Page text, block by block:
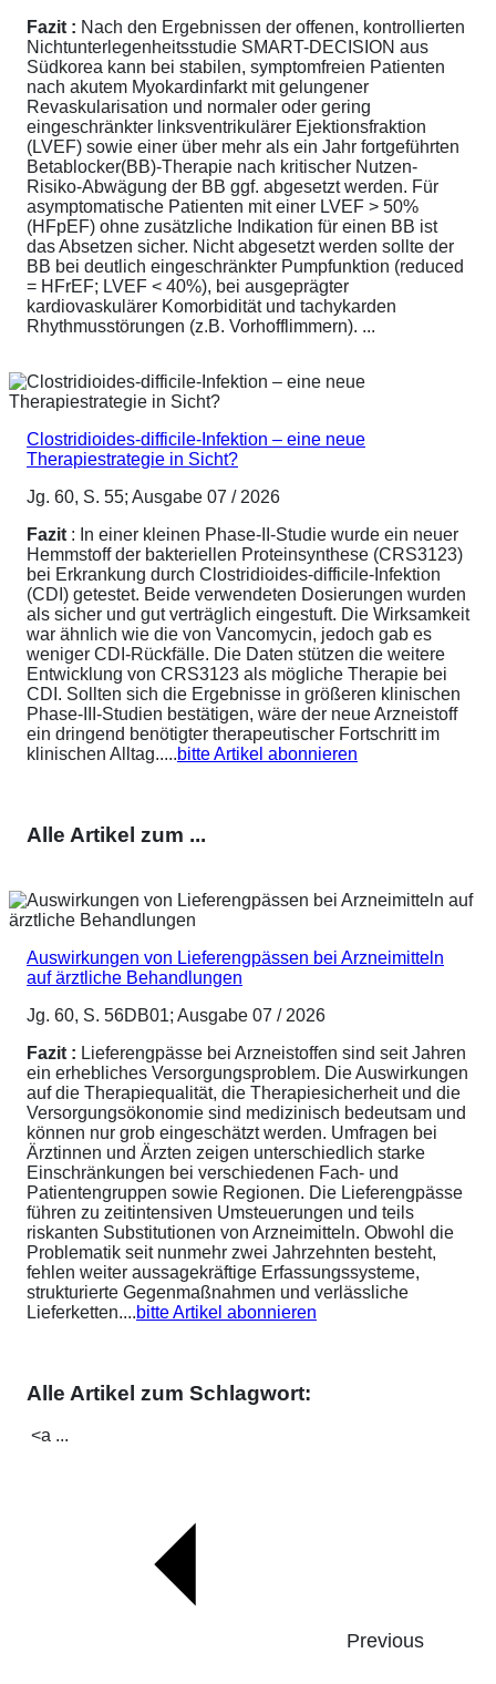
Fazit : Nach den Ergebnissen der offenen, kontrollierten
Nichtunterlegenheitsstudie SMART-DECISION aus
Südkorea kann bei stabilen, symptomfreien Patienten
nach akutem Myokardinfarkt mit gelungener
Revaskularisation und normaler oder gering
eingeschränkter linksventrikulärer Ejektionsfraktion
(LVEF) sowie einer über mehr als ein Jahr fortgeführten
Betablocker(BB)-Therapie nach kritischer Nutzen-
Risiko-Abwägung der BB ggf. abgesetzt werden. Für
asymptomatische Patienten mit einer LVEF > 50%
(HFpEF) ohne zusätzliche Indikation für einen BB ist
das Absetzen sicher. Nicht abgesetzt werden sollte der
BB bei deutlich eingeschränkter Pumpfunktion (reduced
= HFrEF; LVEF < 40%), bei ausgeprägter
kardiovaskulärer Komorbidität und tachykarden
Rhythmusstörungen (z.B. Vorhofflimmern). ...
Clostridioides-difficile-Infektion – eine neue
Therapiestrategie in Sicht?
Jg. 60, S. 55; Ausgabe 07 / 2026
Fazit : In einer kleinen Phase-II-Studie wurde ein neuer
Hemmstoff der bakteriellen Proteinsynthese (CRS3123)
bei Erkrankung durch Clostridioides-difficile-Infektion
(CDI) getestet. Beide verwendeten Dosierungen wurden
als sicher und gut verträglich eingestuft. Die Wirksamkeit
war ähnlich wie die von Vancomycin, jedoch gab es
weniger CDI-Rückfälle. Die Daten stützen die weitere
Entwicklung von CRS3123 als mögliche Therapie bei
CDI. Sollten sich die Ergebnisse in größeren klinischen
Phase-III-Studien bestätigen, wäre der neue Arzneistoff
ein dringend benötigter therapeutischer Fortschritt im
klinischen Alltag.....bitte Artikel abonnieren
Alle Artikel zum ...
Auswirkungen von Lieferengpässen bei Arzneimitteln
auf ärztliche Behandlungen
Jg. 60, S. 56DB01; Ausgabe 07 / 2026
Fazit : Lieferengpässe bei Arzneistoffen sind seit Jahren
ein erhebliches Versorgungsproblem. Die Auswirkungen
auf die Therapiequalität, die Therapiesicherheit und die
Versorgungsökonomie sind medizinisch bedeutsam und
können nur grob eingeschätzt werden. Umfragen bei
Ärztinnen und Ärzten zeigen unterschiedlich starke
Einschränkungen bei verschiedenen Fach- und
Patientengruppen sowie Regionen. Die Lieferengpässe
führen zu zeitintensiven Umsteuerungen und teils
riskanten Substitutionen von Arzneimitteln. Obwohl die
Problematik seit nunmehr zwei Jahrzehnten besteht,
fehlen weiter aussagekräftige Erfassungssysteme,
strukturierte Gegenmaßnahmen und verlässliche
Lieferketten....bitte Artikel abonnieren
Alle Artikel zum Schlagwort:
<a ...
Previous